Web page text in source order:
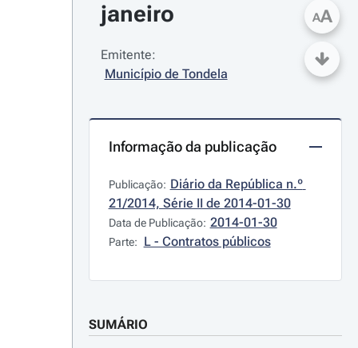
janeiro
Emitente:
Município de Tondela
Informação da publicação
Publicação: Diário da República n.º
21/2014, Série II de 2014-01-30
Data de Publicação: 2014-01-30
Parte: L - Contratos públicos
SUMÁRIO
AA